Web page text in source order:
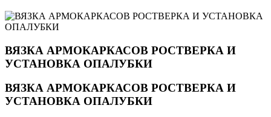
ВЯЗКА АРМОКАРКАСОВ РОСТВЕРКА И
УСТАНОВКА ОПАЛУБКИ
ВЯЗКА АРМОКАРКАСОВ РОСТВЕРКА И
УСТАНОВКА ОПАЛУБКИ